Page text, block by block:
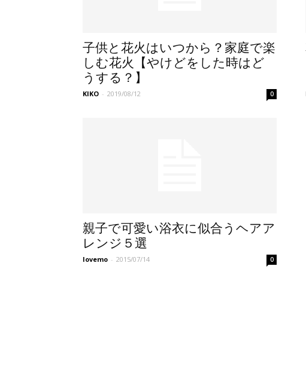
子供と花火はいつから？家庭で楽
しむ花火【やけどをした時はど
うする？】
KIKO - 2019/08/12 0
親子で可愛い浴衣に似合うヘアア
レンジ５選
lovemo - 2015/07/14 0